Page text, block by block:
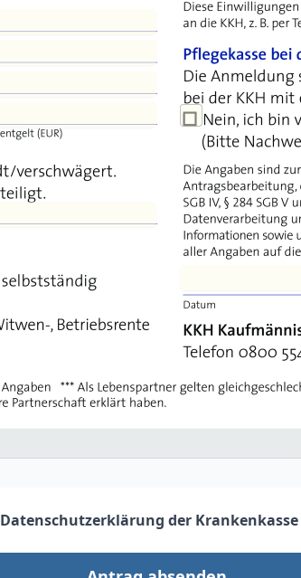
Datenschutzerklärung der Krankenkasse